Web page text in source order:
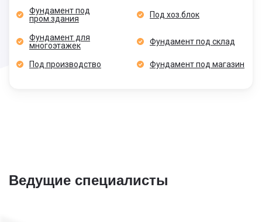
Фундамент под
пром.здания
Под хоз.блок
Фундамент для
многоэтажек
Фундамент под склад
Под производство Фундамент под магазин
Ведущие специалисты